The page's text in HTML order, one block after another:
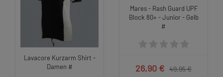
Lavacore Kurzarm Shirt -
Damen #
Mares - Rash Guard UPF
Block 80+ - Junior - Gelb
#
26,90 € 49,95 €